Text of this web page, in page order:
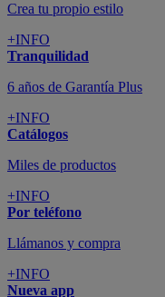
Crea tu propio estilo
+INFO
Tranquilidad
6 años de Garantía Plus
+INFO
Catálogos
Miles de productos
+INFO
Por teléfono
Llámanos y compra
+INFO
Nueva app